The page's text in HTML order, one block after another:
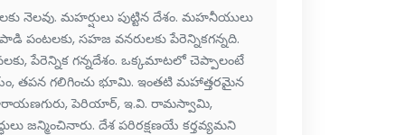
నెలవు. మహర్షులు పుట్టిన దేశం. మహనీయులు
పంటలకు, సహజ వనరులకు పేరెన్నికగన్నది.
పేరెన్నిక గన్నదేశం. ఒక్కమాటలో చెప్పాలంటే
తపన గలిగించు భూమి. ఇంతటి మహాత్తరమైన
పెరియార్, ఇ.వి. రామస్వామి,
జన్మించినారు. దేశ పరిరక్షణయే కర్తవ్యమని